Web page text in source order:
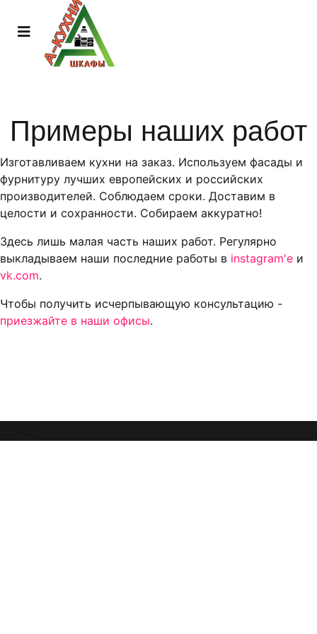
Примеры наших работ
Изготавливаем кухни на заказ. Используем фасады и
фурнитуру лучших европейских и российских
производителей. Соблюдаем сроки. Доставим в
целости и сохранности. Собираем аккуратно!
Здесь лишь малая часть наших работ. Регулярно
выкладываем наши последние работы в instagram'е и
vk.com.
Чтобы получить исчерпывающую консультацию -
приезжайте в наши офисы.